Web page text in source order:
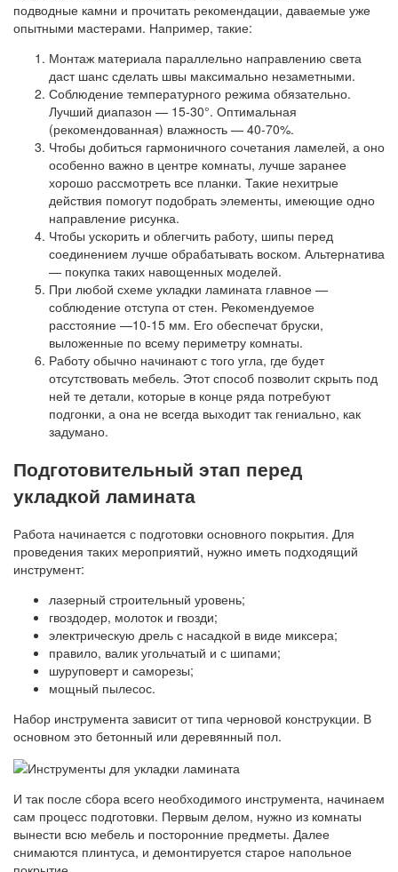
подводные камни и прочитать рекомендации, даваемые уже
опытными мастерами. Например, такие:
Монтаж материала параллельно направлению света
даст шанс сделать швы максимально незаметными.
Соблюдение температурного режима обязательно.
Лучший диапазон — 15-30°. Оптимальная
(рекомендованная) влажность — 40-70%.
Чтобы добиться гармоничного сочетания ламелей, а оно
особенно важно в центре комнаты, лучше заранее
хорошо рассмотреть все планки. Такие нехитрые
действия помогут подобрать элементы, имеющие одно
направление рисунка.
Чтобы ускорить и облегчить работу, шипы перед
соединением лучше обрабатывать воском. Альтернатива
— покупка таких навощенных моделей.
При любой схеме укладки ламината главное —
соблюдение отступа от стен. Рекомендуемое
расстояние —10-15 мм. Его обеспечат бруски,
выложенные по всему периметру комнаты.
Работу обычно начинают с того угла, где будет
отсутствовать мебель. Этот способ позволит скрыть под
ней те детали, которые в конце ряда потребуют
подгонки, а она не всегда выходит так гениально, как
задумано.
Подготовительный этап перед
укладкой ламината
Работа начинается с подготовки основного покрытия. Для
проведения таких мероприятий, нужно иметь подходящий
инструмент:
лазерный строительный уровень;
гвоздодер, молоток и гвозди;
электрическую дрель с насадкой в виде миксера;
правило, валик угольчатый и с шипами;
шуруповерт и саморезы;
мощный пылесос.
Набор инструмента зависит от типа черновой конструкции. В
основном это бетонный или деревянный пол.
И так после сбора всего необходимого инструмента, начинаем
сам процесс подготовки. Первым делом, нужно из комнаты
вынести всю мебель и посторонние предметы. Далее
снимаются плинтуса, и демонтируется старое напольное